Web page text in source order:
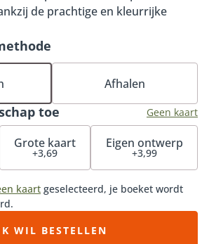
de prachtige en kleurrijke
kenmerkt zich door de
of Heleconia, elegante Delphinium
en gerbera's. Kleurexplosie is een
zorgt gegarandeerd voor een
Maak het nog exclusiever met
heerlijke chocolade of
toe Geen kaart
Grote kaart
+3,69
Eigen ontwerp
+3,99
kaart geselecteerd, je boeket wordt
Afhalen
WIL BESTELLEN